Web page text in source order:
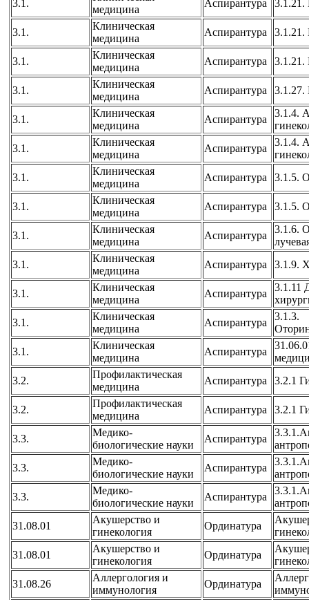
3.1.
медицина
Аспирантура 3.1.21.
3.1.
Клиническая
медицина
Аспирантура 3.1.21.
3.1.
Клиническая
медицина
Аспирантура 3.1.21.
3.1.
Клиническая
медицина
Аспирантура 3.1.27.
3.1.
Клиническая
медицина
Аспирантура
3.1.4.
3.1.
Клиническая
медицина
Аспирантура
3.1.4.
3.1.
Клиническая
медицина
Аспирантура 3.1.5.
3.1.
Клиническая
медицина
Аспирантура 3.1.5.
3.1.
Клиническая
медицина
Аспирантура
3.1.6.
3.1.
Клиническая
медицина
Аспирантура 3.1.9.
3.1.
Клиническая
медицина
Аспирантура
3.1.11
3.1.
Клиническая
медицина
Аспирантура
3.1.3.
3.1.
Клиническая
медицина
Аспирантура
3.2.
Профилактическая
медицина
Аспирантура 3.2.1
3.2.
Профилактическая
медицина
Аспирантура 3.2.1
3.3.
Медико-
биологические науки
Аспирантура
3.3.
Медико-
биологические науки
Аспирантура
3.3.
Медико-
биологические науки
Аспирантура
31.08.01
Акушерство и
гинекология
Ординатура
31.08.01
Акушерство и
гинекология
Ординатура
31.08.26
Аллергология и
иммунология
Ординатура